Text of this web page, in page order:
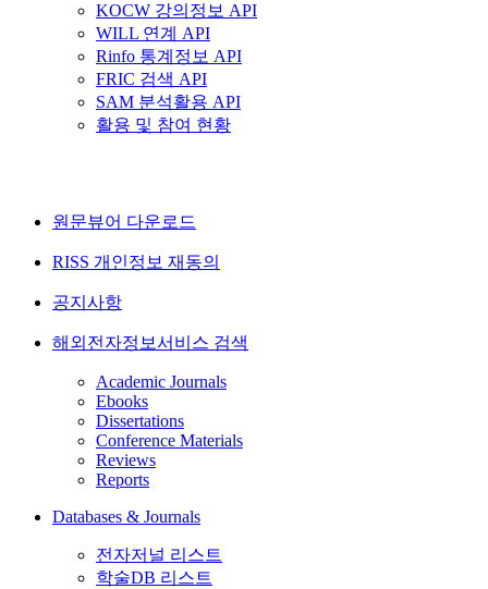
KOCW 강의정보 API
WILL 연계 API
Rinfo 통계정보 API
FRIC 검색 API
SAM 분석활용 API
활용 및 참여 현황
원문뷰어 다운로드
RISS 개인정보 재동의
공지사항
해외전자정보서비스 검색
Academic Journals
Ebooks
Dissertations
Conference Materials
Reviews
Reports
Databases & Journals
전자저널 리스트
학술DB 리스트